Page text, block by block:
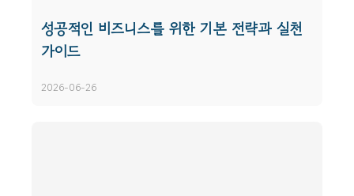
성공적인 비즈니스를 위한 기본 전략과 실천
가이드
2026-06-26